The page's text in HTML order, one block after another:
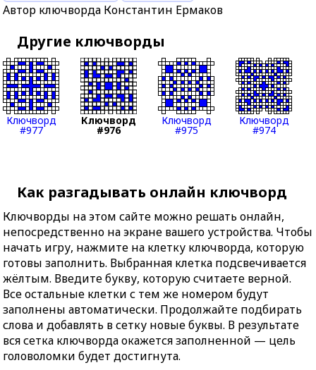
Автор ключворда Константин Ермаков
Другие ключворды
Ключворд
#977
Ключворд
#976
Ключворд
#975
Ключворд
#974
Как разгадывать онлайн ключворд
Ключворды на этом сайте можно решать онлайн,
непосредственно на экране вашего устройства. Чтобы
начать игру, нажмите на клетку ключворда, которую
готовы заполнить. Выбранная клетка подсвечивается
жёлтым. Введите букву, которую считаете верной.
Все остальные клетки с тем же номером будут
заполнены автоматически. Продолжайте подбирать
слова и добавлять в сетку новые буквы. В результате
вся сетка ключворда окажется заполненной — цель
головоломки будет достигнута.